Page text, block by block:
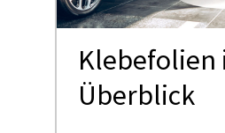
Klebefolien
Überblick